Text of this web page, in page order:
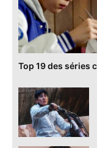
Top 19 des séries